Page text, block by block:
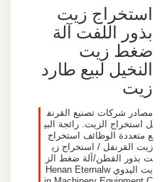
استخراج زيت
بذور اللفت آلة
ضغط زيت
النخيل لبيع طارد
زيت
مصادر شركات تصنيع القرنف
ل استخراج الزيت. رائجة البي
ع متعددة الوظائف استخراج
زيت القرنفل / استخراج زي
ت بذور القطن/آلة ضغط الز
يت اليدوي Henan Eternalw